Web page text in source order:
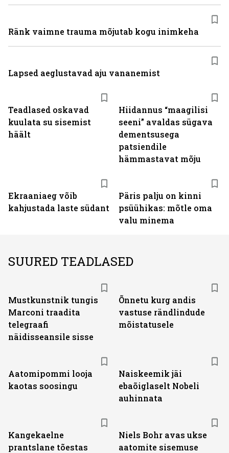
Teadlased oskavad
kuulata su sisemist
häält
Hiidannus “maagilisi
seeni” avaldas sügava
dementsusega
patsiendile
hämmastavat mõju
Ekraaniaeg võib
kahjustada laste südant
Päris palju on kinni
psüühikas: mõtle oma
valu minema
Ränk vaimne trauma mõjutab kogu inimkeha
Lapsed aeglustavad aju vananemist
SUURED TEADLASED
Mustkunstnik tungis
Marconi traadita
telegraafi
näidisseansile sisse
Õnnetu kurg andis
vastuse rändlindude
mõistatusele
Aatomipommi looja
kaotas soosingu
Naiskeemik jäi
ebaõiglaselt Nobeli
auhinnata
Kangekaelne
prantslane tõestas
Niels Bohr avas ukse
aatomite sisemuse